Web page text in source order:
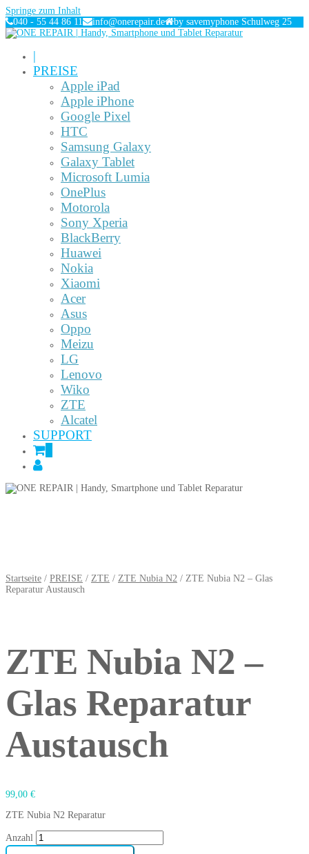
Springe zum Inhalt
040 - 55 44 86 11
info@onerepair.de by savemyphone Schulweg 25
|
PREISE
Apple iPad
Apple iPhone
Google Pixel
HTC
Samsung Galaxy
Galaxy Tablet
Microsoft Lumia
OnePlus
Motorola
Sony Xperia
BlackBerry
Huawei
Nokia
Xiaomi
Acer
Asus
Oppo
Meizu
LG
Lenovo
Wiko
ZTE
Alcatel
SUPPORT
Startseite / PREISE / ZTE / ZTE Nubia N2 / ZTE Nubia N2 – Glas
Reparatur Austausch
ZTE Nubia N2 –
Glas Reparatur
Austausch
99,00 €
ZTE Nubia N2 Reparatur
Anzahl